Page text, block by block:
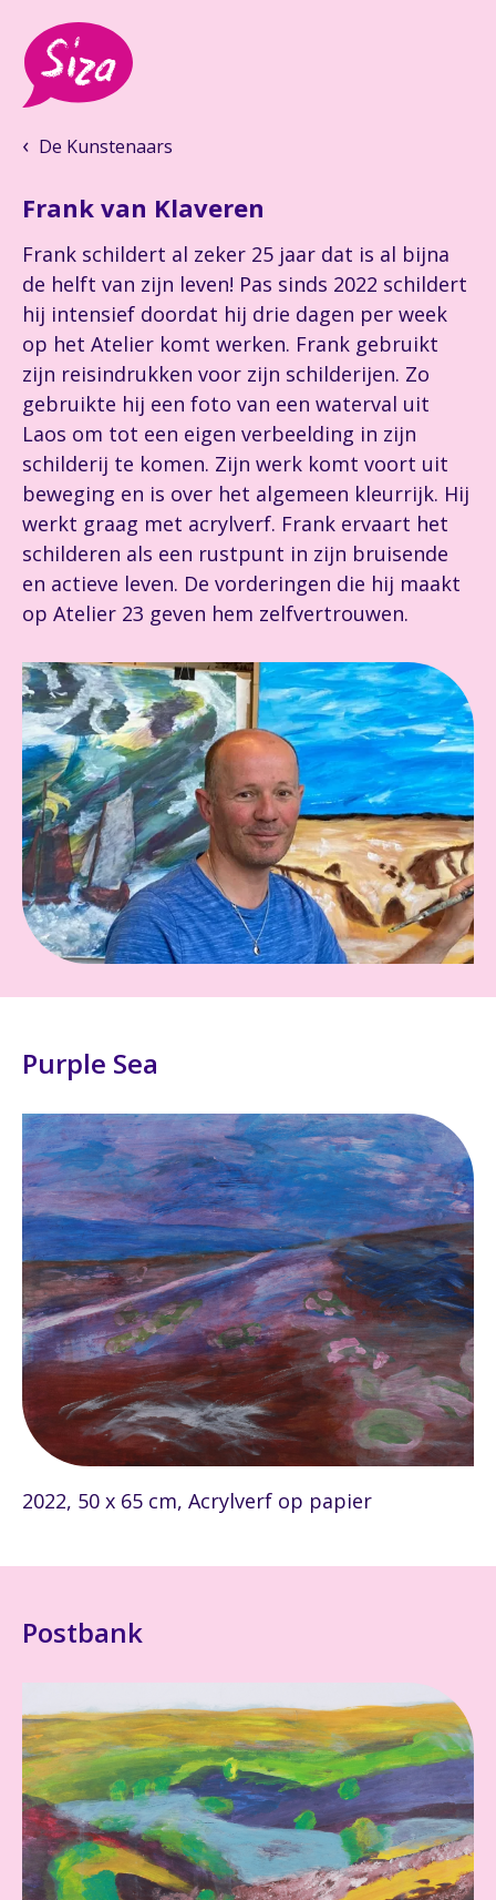
De Kunstenaars
Frank van Klaveren
Frank schildert al zeker 25 jaar dat is al bijna
de helft van zijn leven! Pas sinds 2022 schildert
hij intensief doordat hij drie dagen per week
op het Atelier komt werken. Frank gebruikt
zijn reisindrukken voor zijn schilderijen. Zo
gebruikte hij een foto van een waterval uit
Laos om tot een eigen verbeelding in zijn
schilderij te komen. Zijn werk komt voort uit
beweging en is over het algemeen kleurrijk. Hij
werkt graag met acrylverf. Frank ervaart het
schilderen als een rustpunt in zijn bruisende
en actieve leven. De vorderingen die hij maakt
op Atelier 23 geven hem zelfvertrouwen.
Purple Sea
2022, 50 x 65 cm, Acrylverf op papier
Postbank